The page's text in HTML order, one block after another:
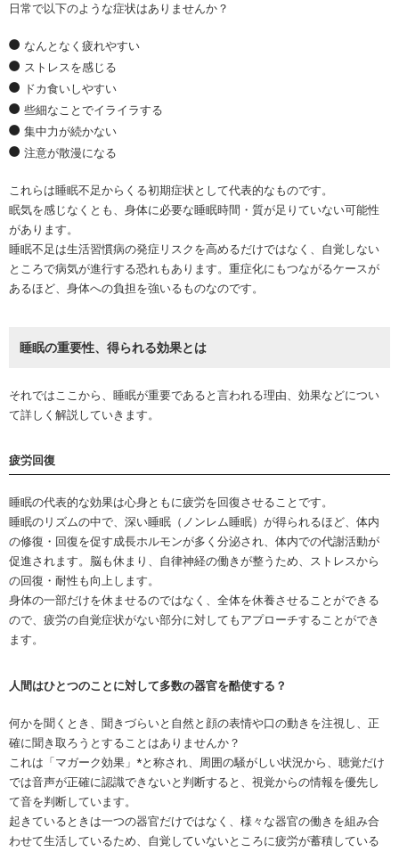
日常で以下のような症状はありませんか？
なんとなく疲れやすい
ストレスを感じる
ドカ食いしやすい
些細なことでイライラする
集中力が続かない
注意が散漫になる
これらは睡眠不足からくる初期症状として代表的なものです。
眠気を感じなくとも、身体に必要な睡眠時間・質が足りていない可能性
があります。
睡眠不足は生活習慣病の発症リスクを高めるだけではなく、自覚しない
ところで病気が進行する恐れもあります。重症化にもつながるケースが
あるほど、身体への負担を強いるものなのです。
睡眠の重要性、得られる効果とは
それではここから、睡眠が重要であると言われる理由、効果などについ
て詳しく解説していきます。
疲労回復
睡眠の代表的な効果は心身ともに疲労を回復させることです。
睡眠のリズムの中で、深い睡眠（ノンレム睡眠）が得られるほど、体内
の修復・回復を促す成長ホルモンが多く分泌され、体内での代謝活動が
促進されます。脳も休まり、自律神経の働きが整うため、ストレスから
の回復・耐性も向上します。
身体の一部だけを休ませるのではなく、全体を休養させることができる
ので、疲労の自覚症状がない部分に対してもアプローチすることができ
ます。
人間はひとつのことに対して多数の器官を酷使する？
何かを聞くとき、聞きづらいと自然と顔の表情や口の動きを注視し、正
確に聞き取ろうとすることはありませんか？
これは「マガーク効果」*と称され、周囲の騒がしい状況から、聴覚だけ
では音声が正確に認識できないと判断すると、視覚からの情報を優先し
て音を判断しています。
起きているときは一つの器官だけではなく、様々な器官の働きを組み合
わせて生活しているため、自覚していないところに疲労が蓄積している